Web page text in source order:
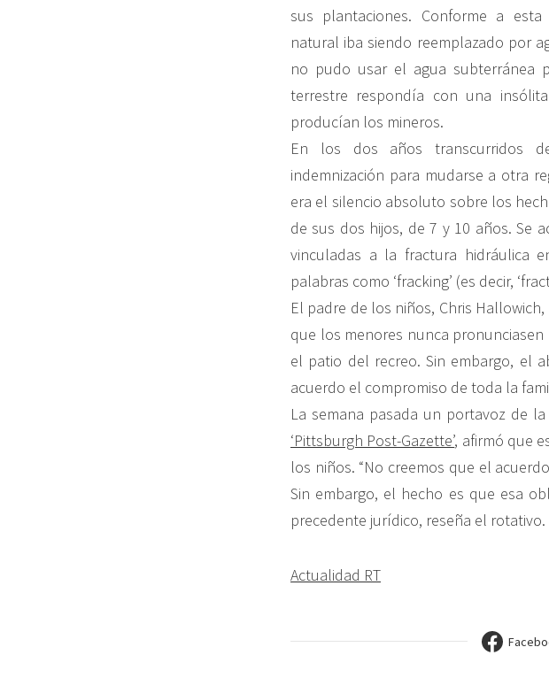
sus plantaciones. Conforme a
natural iba siendo reemplazado por
no pudo usar el agua subterránea
terrestre respondía con una insólita
producían los mineros.
En los dos años transcurridos
indemnización para mudarse a otra
era el silencio absoluto sobre los
de sus dos hijos, de 7 y 10 años. Se
vinculadas a la fractura hidráulica
palabras como ‘fracking’ (es decir,
El padre de los niños, Chris
que los menores nunca
el patio del recreo. Sin embargo, el
acuerdo el compromiso de toda la
La semana pasada un portavoz de
‘Pittsburgh Post-Gazette’, afirmó que
los niños. “No creemos que el
Sin embargo, el hecho es que esa
precedente jurídico, reseña el rotativo.
Actualidad RT